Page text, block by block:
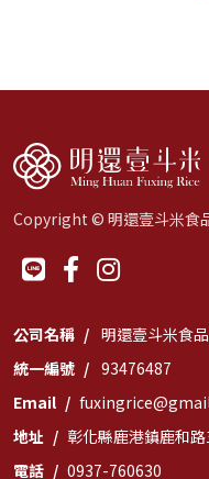
Copyright © 明還壹斗米食
公司名稱
明還壹斗米食
統一編號
93476487
Email
地址
彰化縣鹿港鎮鹿和
電話
0937-760630